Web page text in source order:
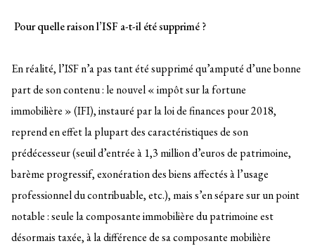
Pour quelle raison l’ISF a-t-il été supprimé ?
En réalité, l’ISF n’a pas tant été supprimé qu’amputé d’une bonne
part de son contenu : le nouvel « impôt sur la fortune
immobilière » (IFI), instauré par la loi de finances pour 2018,
reprend en effet la plupart des caractéristiques de son
prédécesseur (seuil d’entrée à 1,3 million d’euros de patrimoine,
barème progressif, exonération des biens affectés à l’usage
professionnel du contribuable, etc.), mais s’en sépare sur un point
notable : seule la composante immobilière du patrimoine est
désormais taxée, à la différence de sa composante mobilière